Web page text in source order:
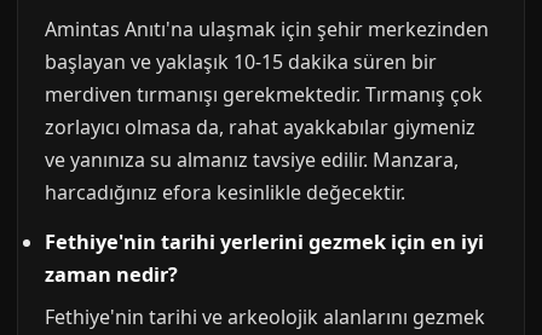
Amintas Anıtı'na ulaşmak için şehir merkezinden
başlayan ve yaklaşık 10-15 dakika süren bir
merdiven tırmanışı gerekmektedir. Tırmanış çok
zorlayıcı olmasa da, rahat ayakkabılar giymeniz
ve yanınıza su almanız tavsiye edilir. Manzara,
harcadığınız efora kesinlikle değecektir.
Fethiye'nin tarihi yerlerini gezmek için en iyi
zaman nedir?
Fethiye'nin tarihi ve arkeolojik alanlarını gezmek